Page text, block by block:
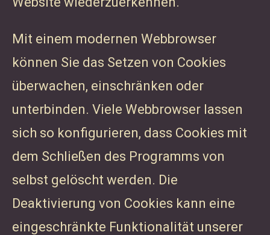
Mit einem modernen Webbrowser
können Sie das Setzen von Cookies
überwachen, einschränken oder
unterbinden. Viele Webbrowser lassen
sich so konfigurieren, dass Cookies mit
dem Schließen des Programms von
selbst gelöscht werden. Die
Deaktivierung von Cookies kann eine
eingeschränkte Funktionalität unserer